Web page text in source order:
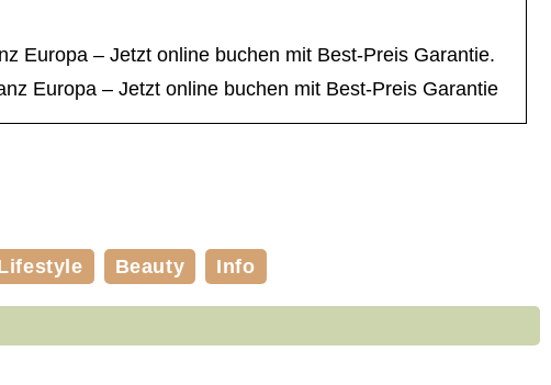
Europa – Jetzt online buchen mit Best-Preis Garantie.
Europa – Jetzt online buchen mit Best-Preis Garantie
Beauty Info